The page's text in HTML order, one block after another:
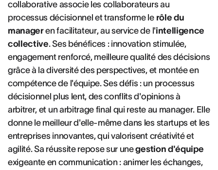
collaborative associe les collaborateurs au
processus décisionnel et transforme le rôle du
manageren facilitateur, au service de l'intelligence
collective. Ses bénéfices : innovation stimulée,
engagement renforcé, meilleure qualité des décisions
grâce à la diversité des perspectives, et montée en
compétence de l'équipe. Ses défis : un processus
décisionnel plus lent, des conflits d'opinions à
arbitrer, et un arbitrage final qui reste au manager. Elle
donne le meilleur d'elle-même dans les startups et les
entreprises innovantes, qui valorisent créativité et
agilité. Sa réussite repose sur unegestion d'équipe
exigeante en communication : animer les échanges,